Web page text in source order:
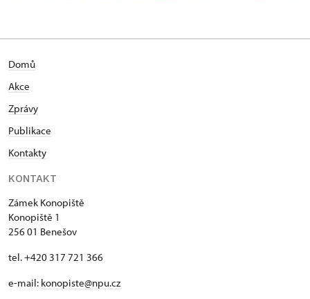
Domů
Akce
Zprávy
Publikace
Kontakty
KONTAKT
Zámek Konopiště
Konopiště 1
256 01 Benešov
tel. +420 317 721 366
e-mail: konopiste@npu.cz